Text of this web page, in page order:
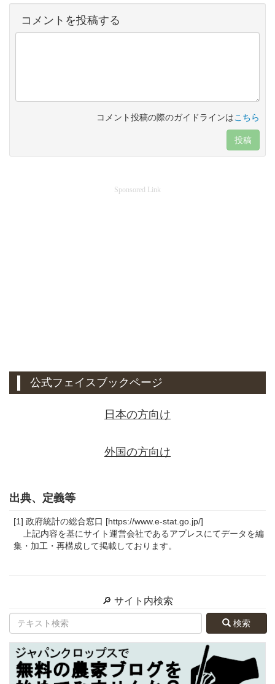
コメントを投稿する
コメント投稿の際のガイドラインはこちら
投稿
Sponsored Link
公式フェイスブックページ
日本の方向け
外国の方向け
出典、定義等
[1] 政府統計の総合窓口 [https://www.e-stat.go.jp/]
上記内容を基にサイト運営会社であるアプレスにてデータを編
集・加工・再構成して掲載しております。
🔎 サイト内検索
検索